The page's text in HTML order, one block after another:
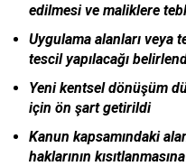
edilmesi ve maliklere
Uygulama alanları veya
tescil yapılacağı
Yeni kentsel dönüşüm
için ön şart getirildi
Kanun kapsamındaki
haklarının